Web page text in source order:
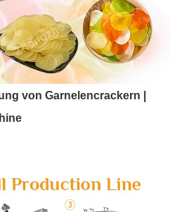
von Garnelencrackern |